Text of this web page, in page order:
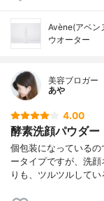
Avène(アベン
ウオーター
美容ブロガー
あや
4.00
酵素洗顔パウダー
個包装になっている
ータイプですが、洗
りも、ツルツルして